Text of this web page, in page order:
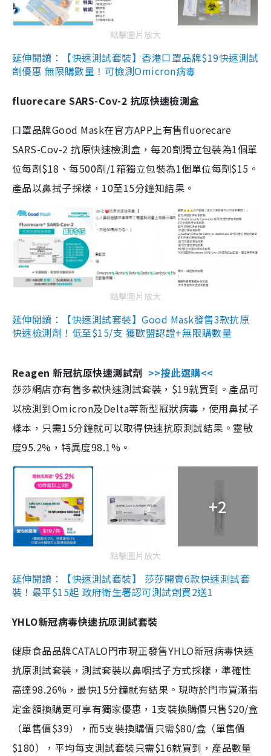
點擊圖片放大
延伸閱讀：【快速測試套裝】香港口罩品牌$19快速測試
劑優惠 無限購數量！可檢測Omicron病毒
fluorecare SARS-Cov-2 抗原快速檢測盒
口罩品牌Good Mask在官方APP上有售fluorecare
SARS-Cov-2 抗原快速檢測盒，每20劑獨立包裝為1個單
位每劑$18、每500劑/1箱獨立包裝為1個單位每劑$15。
產品以鼻拭子採樣，10至15分鐘知結果。
點擊圖片放大
延伸閱讀：【快速測試套裝】Good Mask發售3款抗原
快速檢測劑！低至$15/支 獲歐盟認證+無限購數量
Reagen 新冠抗原快速測試劑 >>按此選購<<
莎莎網店亦有售多款快速測試套裝，$19就買到。產品可
以檢測到Omicron及Delta等新型冠狀病毒，使用鼻拭子
樣本，只需15分鐘就可以取得快速抗原測試結果。靈敏
度95.2%，特異度98.1%。
+2
點擊圖片放大
延伸閱讀：【快速測試套裝】 莎莎開賣6款快速測試套
裝！最平$15起 政府衛生署認可測試劑買2送1
YHLO新冠病毒快速抗原測試套裝
健康食品品牌CATALO門市現正發售YHLO新冠病毒快速
抗原測試套裝，測試套裝以鼻咽拭子方式採樣，準確性
高達98.26%，最快15分鐘就有結果。現時於門市買滿指
定金額換購更可享有獨家優惠，1支裝換購價只售$20/盒
（單售價$39），而5支裝換購價只需$80/盒（單售價
$180），平均每支測試套裝只需$16就買到，產品數量